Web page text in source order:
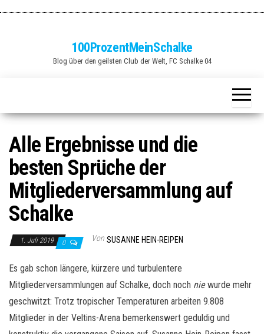
100ProzentMeinSchalke
Blog über den geilsten Club der Welt, FC Schalke 04
Alle Ergebnisse und die
besten Sprüche der
Mitgliederversammlung auf
Schalke
1. Juli 2019 0 Von SUSANNE HEIN-REIPEN
Es gab schon längere, kürzere und turbulentere
Mitgliederversammlungen auf Schalke, doch noch niewurde mehr
geschwitzt: Trotz tropischer Temperaturen arbeiten 9.808
Mitglieder in der Veltins-Arena bemerkenswert geduldig und